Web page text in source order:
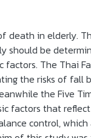
death in elderly.
should be
The Thai
the risks of fall
the Five
factors that
control,